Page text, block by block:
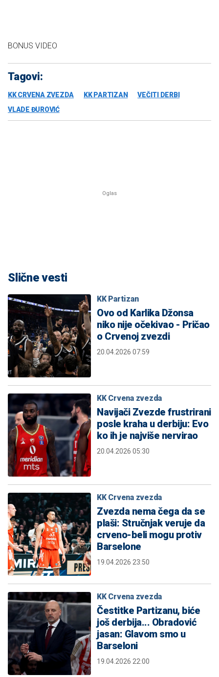
BONUS VIDEO
Tagovi:
KK CRVENA ZVEZDA KK PARTIZAN
VEČITI DERBI
VLADE ĐUROVIĆ
Slične vesti
KK Partizan
Ovo od Karlika Džonsa
niko nije očekivao - Pričao
o Crvenoj zvezdi
20.04.2026 07:59
KK Crvena zvezda
Navijači Zvezde frustrirani
posle kraha u derbiju: Evo
ko ih je najviše nervirao
20.04.2026 05:30
KK Crvena zvezda
Zvezda nema čega da se
plaši: Stručnjak veruje da
crveno-beli mogu protiv
Barselone
19.04.2026 23:50
KK Crvena zvezda
Čestitke Partizanu, biće
još derbija... Obradović
jasan: Glavom smo u
Barseloni
19.04.2026 22:00